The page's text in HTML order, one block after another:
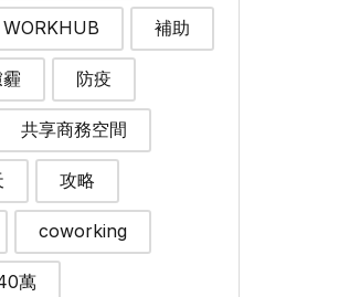
WORKHUB 補助
防疫
共享商務空間
攻略
coworking
萬